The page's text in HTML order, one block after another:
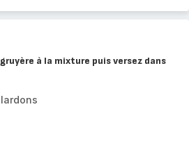
à la mixture puis versez dans